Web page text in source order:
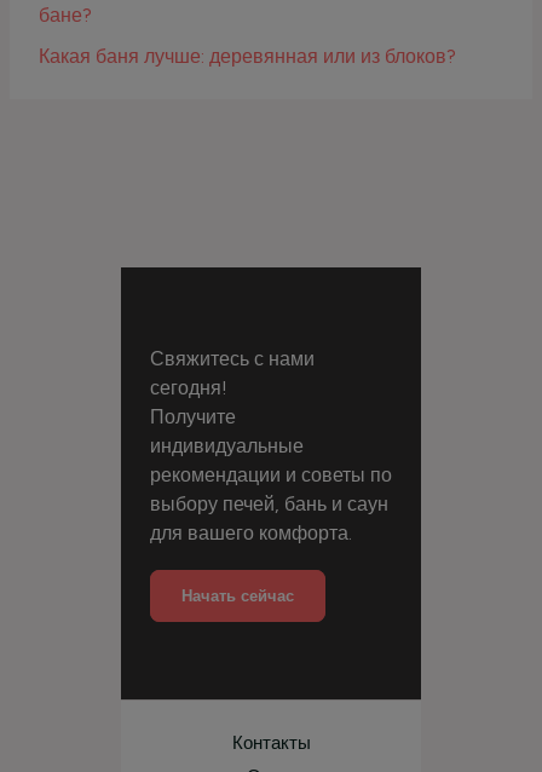
бане?
Какая баня лучше: деревянная или из блоков?
Свяжитесь с нами
сегодня!
Получите
индивидуальные
рекомендации и советы по
выбору печей, бань и саун
для вашего комфорта.
Начать сейчас
Контакты